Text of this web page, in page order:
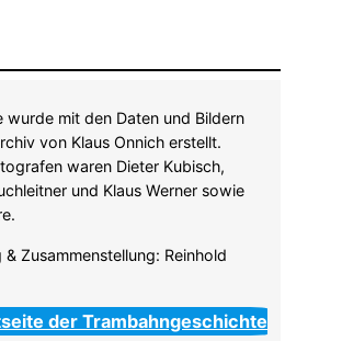
wurde mit den Daten und Bildern
von Klaus Onnich erstellt.
waren Dieter Kubisch,
und Klaus Werner sowie
Zusammenstellung: Reinhold
der Trambahngeschichte